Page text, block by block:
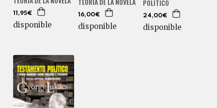
11,95€
disponible
16,00€
disponible
POLÍTICO
24,00€
disponible